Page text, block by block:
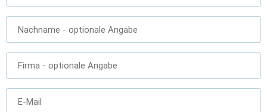
Nachname - optionale Angabe
Firma - optionale Angabe
E-Mail